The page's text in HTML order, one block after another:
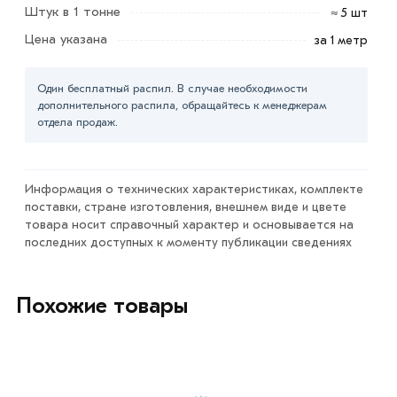
действительны в Москве и области. Наши
свяжутся с Вами для согласования условий доставки
Данний товар от производителя сертифицирован,
соответствует всем стандартам качества. Возврат
Штук в 1 тонне ≈ 5 шт
Цена указана за 1 метр
Один бесплатный распил. В случае необходимости
дополнительного распила, обращайтесь к менеджерам
отдела продаж.
Информация о технических характеристиках, комплекте
поставки, стране изготовления, внешнем виде и цвете
товара носит справочный характер и основывается на
последних доступных к моменту публикации сведениях
Похожие товары